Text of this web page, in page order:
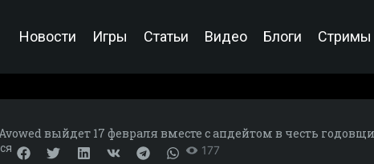
Новости Игры Статьи Видео Блоги Стримы
выйдет 17 февраля вместе с апдейтом в честь
177